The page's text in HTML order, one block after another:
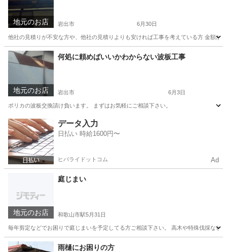
地元のお店 岩出市 6月30日
他社の見積りが不安な方や、他社の見積りよりも安ければ工事を考えている方 金額
和歌山 岩出市 その他 板金
地元のお店
何処に頼めばいいかわからない波板工事
岩出市 6月3日
ポリカの波板交換請け負います。 まずはお気軽にご相談下さい。
和歌山 岩出市 その他
データ入力
日払い 時給1600円〜
ヒバライドットコム Ad
地元のお店
庭じまい
和歌山市駅5月31日
毎年剪定などでお困りで庭じまいを予定してる方ご相談下さい。 高木や特殊伐採など
和歌山 和歌山市 和歌山市駅
雨樋にお困りの方